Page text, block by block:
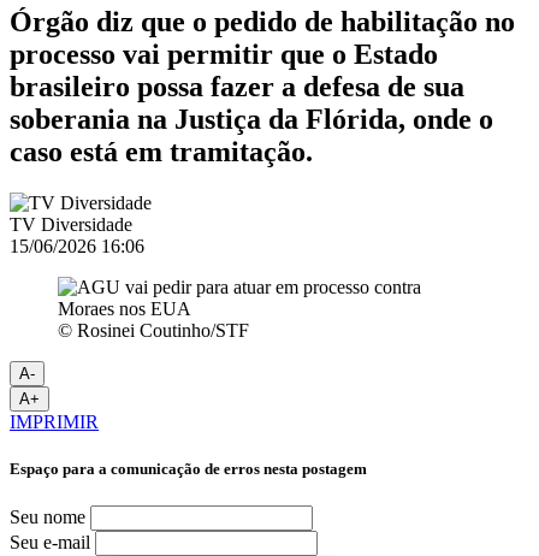
Órgão diz que o pedido de habilitação no
processo vai permitir que o Estado
brasileiro possa fazer a defesa de sua
soberania na Justiça da Flórida, onde o
caso está em tramitação.
TV Diversidade
15/06/2026 16:06
© Rosinei Coutinho/STF
A-
A+
IMPRIMIR
Espaço para a comunicação de erros nesta postagem
Seu nome
Seu e-mail